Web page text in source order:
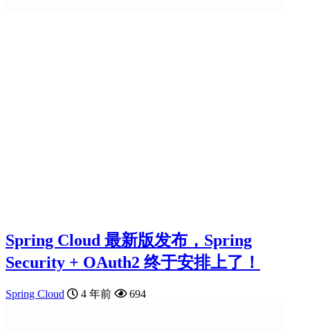
Spring Cloud 最新版发布，Spring
Security + OAuth2 终于安排上了！
Spring Cloud 4 年前 694